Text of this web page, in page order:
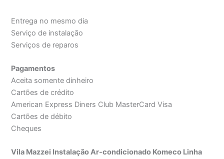
Entrega no mesmo dia
Serviço de instalação
Serviços de reparos
Pagamentos
Aceita somente dinheiro
Cartões de crédito
American Express Diners Club MasterCard Visa
Cartões de débito
Cheques
Vila Mazzei Instalação Ar-condicionado Komeco Linha